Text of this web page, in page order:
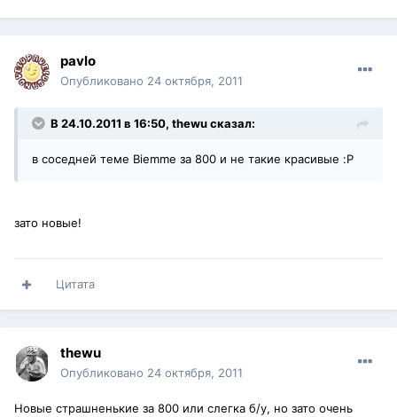
pavlo
Опубликовано 24 октября, 2011
В 24.10.2011 в 16:50, thewu сказал:
в соседней теме Biemme за 800 и не такие красивые :P
зато новые!
Цитата
thewu
Опубликовано 24 октября, 2011
Новые страшненькие за 800 или слегка б/у, но зато очень